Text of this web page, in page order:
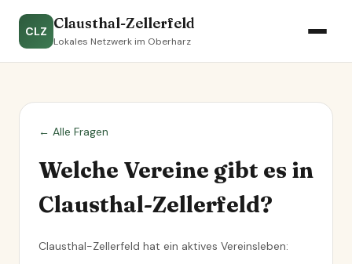
CLZ Clausthal-Zellerfeld
Lokales Netzwerk im Oberharz
← Alle Fragen
Welche Vereine gibt es in
Clausthal-Zellerfeld?
Clausthal-Zellerfeld hat ein aktives Vereinsleben: